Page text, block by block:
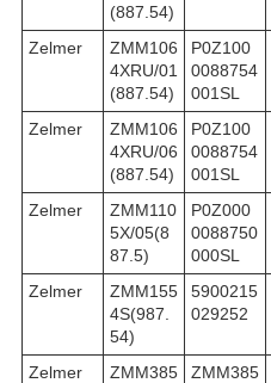
(887.54)
Zelmer
ZMM106
4XRU/01
(887.54)
P0Z100
0088754
001SL
Zelmer
ZMM106
4XRU/06
(887.54)
P0Z100
0088754
001SL
Zelmer
ZMM110
5X/05(8
87.5)
P0Z000
0088750
000SL
Zelmer
ZMM155
4S(987.
54)
5900215
029252
Zelmer
ZMM385
ZMM385